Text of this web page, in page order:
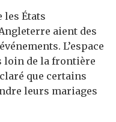
les États
aient des
L’espace
loin de la frontière
que certains
leurs mariages